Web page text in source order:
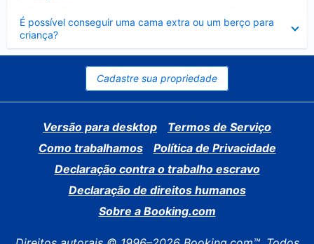
É possível conseguir uma cama extra ou um berço para
criança?
Contraído
Cadastre sua propriedade
Versão para desktop
Termos de Serviço
Como trabalhamos
Política de Privacidade
Declaração contra o trabalho escravo
Declaração de direitos humanos
Sobre a Booking.com